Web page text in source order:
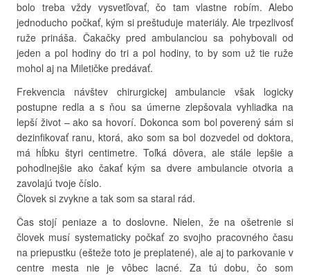
bolo treba vždy vysvetľovať, čo tam vlastne robím. Alebo
jednoducho počkať, kým si preštuduje materiály. Ale trpezlivosť
ruže prináša. Čakačky pred ambulanciou sa pohybovali od
jeden a pol hodiny do tri a pol hodiny, to by som už tie ruže
mohol aj na Miletičke predávať.
Frekvencia návštev chirurgickej ambulancie však logicky
postupne redla a s ňou sa úmerne zlepšovala vyhliadka na
lepší život – ako sa hovorí. Dokonca som bol poverený sám si
dezinfikovať ranu, ktorá, ako som sa bol dozvedel od doktora,
má hĺbku štyri centimetre. Toľká dôvera, ale stále lepšie a
pohodlnejšie ako čakať kým sa dvere ambulancie otvoria a
zavolajú tvoje číslo.
Človek si zvykne a tak som sa staral rád.
Čas stojí peniaze a to doslovne. Nielen, že na ošetrenie si
človek musí systematicky počkať zo svojho pracovného času
na priepustku (ešteže toto je preplatené), ale aj to parkovanie v
centre mesta nie je vôbec lacné. Za tú dobu, čo som